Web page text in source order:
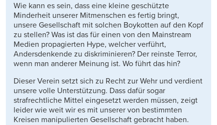
Wie kann es sein, dass eine kleine geschützte
Minderheit unserer Mitmenschen es fertig bringt,
unsere Gesellschaft mit solchen Boykotten auf den Kopf
zu stellen? Was ist das für einen von den Mainstream
Medien propagierten Hype, welcher verführt,
Andersdenkende zu diskriminieren? Der reinste Terror,
wenn man anderer Meinung ist. Wo führt das hin?
Dieser Verein setzt sich zu Recht zur Wehr und verdient
unsere volle Unterstützung. Dass dafür sogar
strafrechtliche Mittel eingesetzt werden müssen, zeigt
leider wie weit wir es mit unserer von bestimmten
Kreisen manipulierten Gesellschaft gebracht haben.